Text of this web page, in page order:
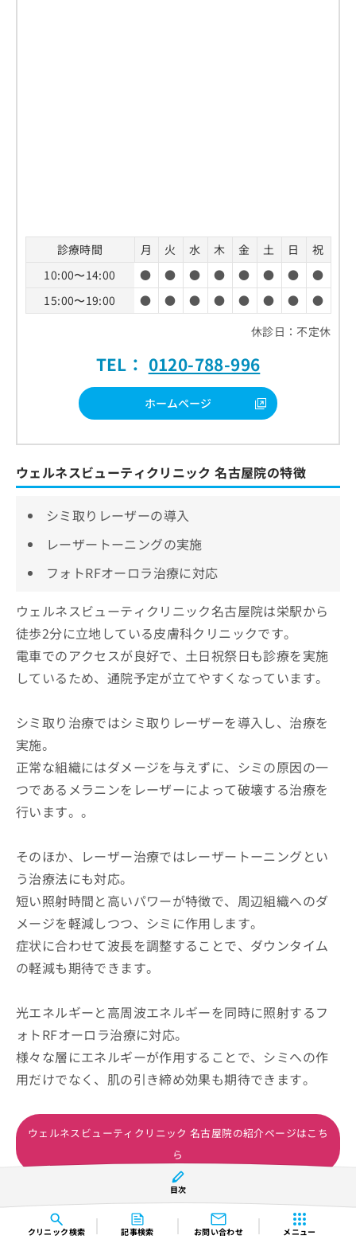
クリニック検索 記事検索 お問い合わせ メニュー
診療時間 月 火 水 木 金 土 日
祝
10:00〜14:00
● ● ● ● ● ● ●
●
15:00〜19:00
● ● ● ● ● ● ●
●
休診日：不定休
TEL： 0120-788-996
ホームページ
ウェルネスビューティクリニック 名古屋院の特徴
シミ取りレーザーの導入
レーザートーニングの実施
フォトRFオーロラ治療に対応
ウェルネスビューティクリニック名古屋院は栄駅から
徒歩2分に立地している皮膚科クリニックです。
電車でのアクセスが良好で、土日祝祭日も診療を実施
しているため、通院予定が立てやすくなっています。
シミ取り治療ではシミ取りレーザーを導入し、治療を
実施。
正常な組織にはダメージを与えずに、シミの原因の一
つであるメラニンをレーザーによって破壊する治療を
行います。。
そのほか、レーザー治療ではレーザートーニングとい
う治療法にも対応。
短い照射時間と高いパワーが特徴で、周辺組織へのダ
メージを軽減しつつ、シミに作用します。
症状に合わせて波長を調整することで、ダウンタイム
の軽減も期待できます。
光エネルギーと高周波エネルギーを同時に照射するフ
ォトRFオーロラ治療に対応。
様々な層にエネルギーが作用することで、シミへの作
用だけでなく、肌の引き締め効果も期待できます。
ウェルネスビューティクリニック 名古屋院の紹介ページはこち
ら
コンテンツの誤りを送信する
目次